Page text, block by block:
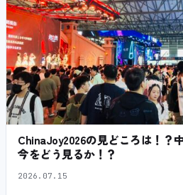
ChinaJoy2026の見どころは！？
今をどう見るか！？
2026.07.15